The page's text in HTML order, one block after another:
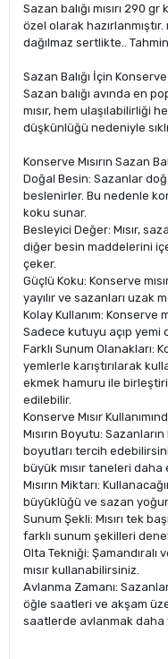
Sazan balığı mısırı 290
özel olarak hazırlanmıştır.
dağılmaz sertlikte..
Sazan Balığı İçin
Sazan balığı avında en
mısır, hem ulaşılabilirliği
düşkünlüğü nedeniyle
Konserve Mısırın Sazan
Doğal Besin: Sazanlar
beslenirler. Bu nedenle
koku sunar.
Besleyici Değer: Mısır,
diğer besin maddelerini
çeker.
Güçlü Koku: Konserve
yayılır ve sazanları uzak
Kolay Kullanım: Konserve
Sadece kutuyu açıp yemi
Farklı Sunum Olanakları:
yemlerle karıştırılarak
ekmek hamuru ile
edilebilir.
Konserve Mısır
Mısırın Boyutu:
boyutları tercih
büyük mısır taneleri daha
Mısırın Miktarı:
büyüklüğü ve sazan
Sunum Şekli: Mısırı tek
farklı sunum şekilleri
Olta Tekniği:
mısır kullanabilirsiniz.
Avlanma Zamanı:
öğle saatleri ve akşam
saatlerde avlanmak daha